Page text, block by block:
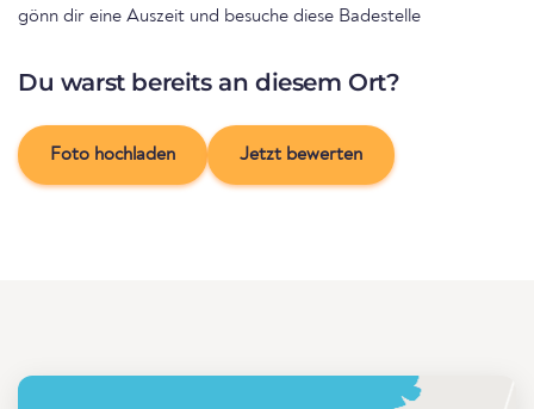
gönn dir eine Auszeit und besuche diese Badestelle
Du warst bereits an diesem Ort?
Foto hochladen Jetzt bewerten